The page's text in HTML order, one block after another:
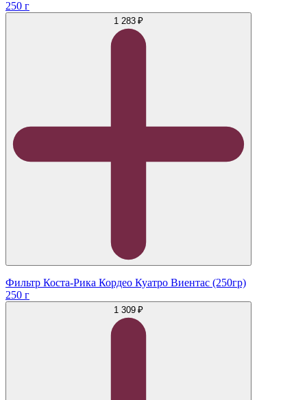
250 г
1 283 ₽
Фильтр Коста-Рика Кордео Куатро Виентас (250гр)
250 г
1 309 ₽